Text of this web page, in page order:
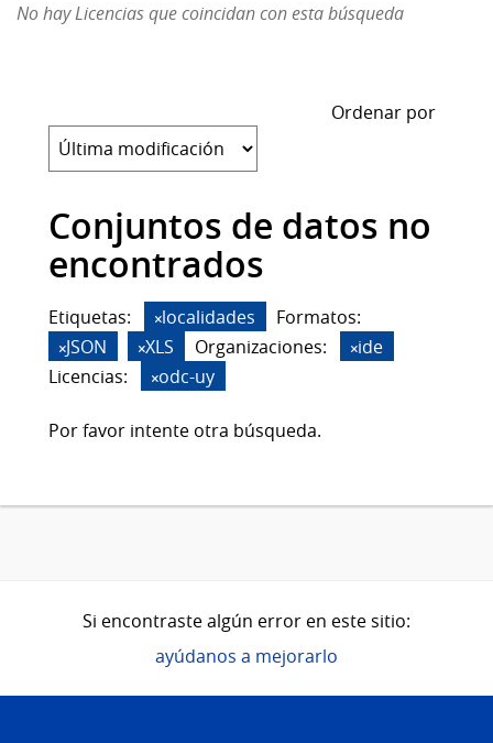
No hay Licencias que coincidan con esta búsqueda
Ordenar por
Conjuntos de datos no
encontrados
Etiquetas: localidades
Formatos:
JSON
XLS Organizaciones:
ide
Licencias:
odc-uy
Por favor intente otra búsqueda.
Si encontraste algún error en este sitio:
ayúdanos a mejorarlo